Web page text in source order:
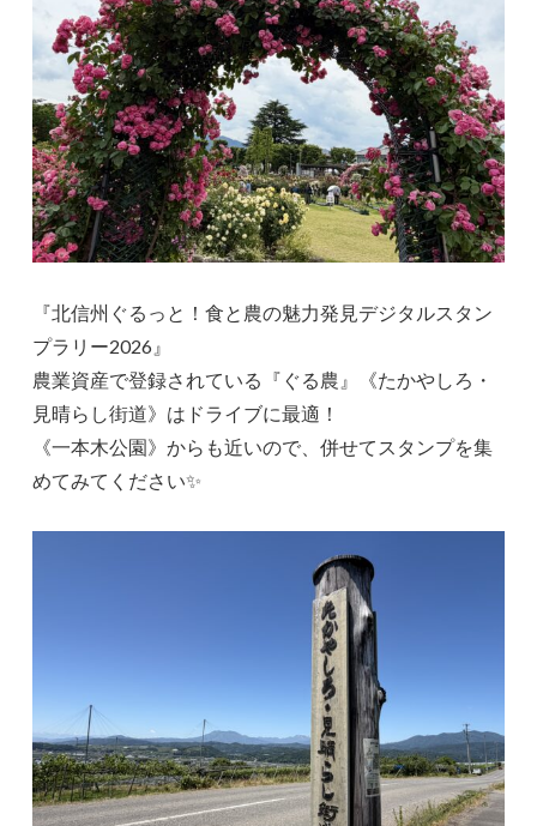
『北信州ぐるっと！食と農の魅力発見デジタルスタン
プラリー2026』
農業資産で登録されている『ぐる農』《たかやしろ・
見晴らし街道》はドライブに最適！
《一本木公園》からも近いので、併せてスタンプを集
めてみてください✨